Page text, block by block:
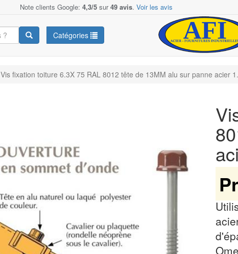
Note clients Google: 4,3/5 sur49 avis. Voir les avis
Catégories
Vis fixation toiture 6.3X 75 RAL 8012 tête de 13MM alu sur panne acier